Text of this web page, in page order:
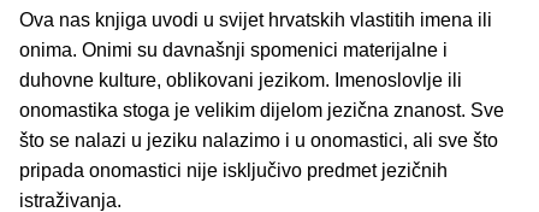
Ova nas knjiga uvodi u svijet hrvatskih vlastitih imena ili
onima. Onimi su davnašnji spomenici materijalne i
duhovne kulture, oblikovani jezikom. Imenoslovlje ili
onomastika stoga je velikim dijelom jezična znanost. Sve
što se nalazi u jeziku nalazimo i u onomastici, ali sve što
pripada onomastici nije isključivo predmet jezičnih
istraživanja.